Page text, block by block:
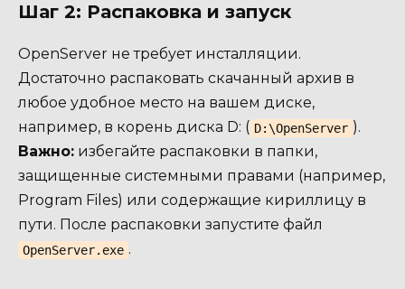
Шаг 2: Распаковка и запуск
OpenServer не требует инсталляции.
Достаточно распаковать скачанный архив в
любое удобное место на вашем диске,
например, в корень диска D: ( D:\OpenServer ).
Важно: избегайте распаковки в папки,
защищенные системными правами (например,
Program Files) или содержащие кириллицу в
пути. После распаковки запустите файл
OpenServer.exe .